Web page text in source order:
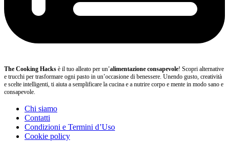
The Cooking Hacks è il tuo alleato per un’alimentazione consapevole! Scopri alternative
e trucchi per trasformare ogni pasto in un’occasione di benessere. Unendo gusto, creatività
e scelte intelligenti, ti aiuta a semplificare la cucina e a nutrire corpo e mente in modo sano e
consapevole.
Chi siamo
Contatti
Condizioni e Termini d’Uso
Cookie policy